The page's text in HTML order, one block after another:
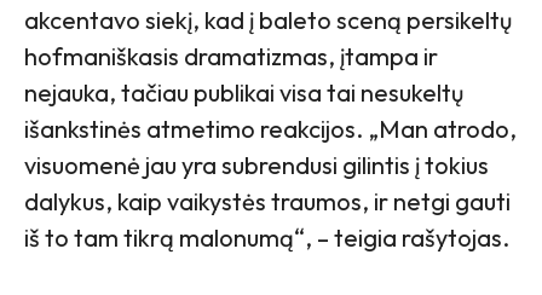
akcentavo siekį, kad į baleto sceną persikeltų
hofmaniškasis dramatizmas, įtampa ir
nejauka, tačiau publikai visa tai nesukeltų
išankstinės atmetimo reakcijos. „Man atrodo,
visuomenė jau yra subrendusi gilintis į tokius
dalykus, kaip vaikystės traumos, ir netgi gauti
iš to tam tikrą malonumą“, – teigia rašytojas.